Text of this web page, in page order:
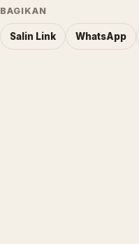
BAGIKAN
Salin Link WhatsApp